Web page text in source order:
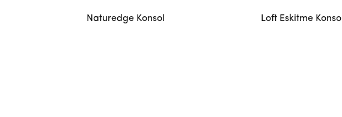
Naturedge Konsol Loft Eskitme Konsol